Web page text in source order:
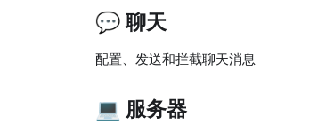
💬 聊天
配置、发送和拦截聊天消息
💻 服务器